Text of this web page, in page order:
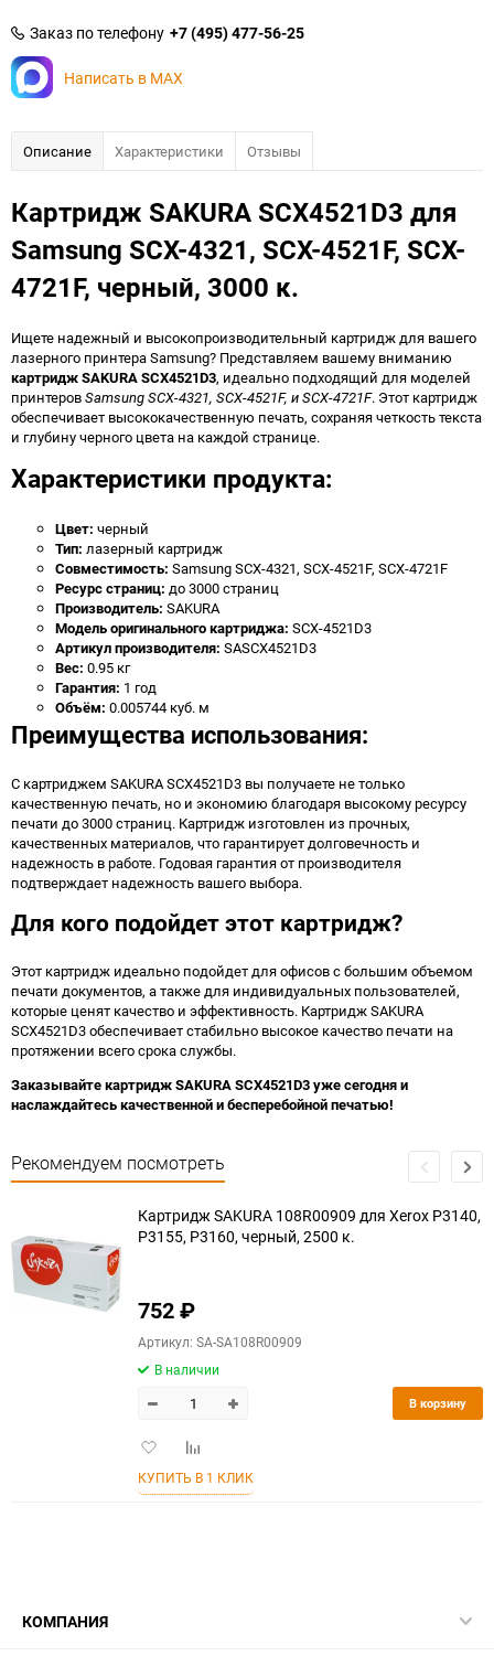
Заказ по телефону +7 (495) 477-56-25
Написать в MAX
Описание Характеристики Отзывы
Картридж SAKURA SCX4521D3 для
Samsung SCX-4321, SCX-4521F, SCX-
4721F, черный, 3000 к.
Ищете надежный и высокопроизводительный картридж для вашего
лазерного принтера Samsung? Представляем вашему вниманию
картридж SAKURA SCX4521D3, идеально подходящий для моделей
принтеровSamsung SCX-4321, SCX-4521F, и SCX-4721F. Этот картридж
обеспечивает высококачественную печать, сохраняя четкость текста
и глубину черного цвета на каждой странице.
Характеристики продукта:
Цвет: черный
Тип: лазерный картридж
Совместимость: Samsung SCX-4321, SCX-4521F, SCX-4721F
Ресурс страниц: до 3000 страниц
Производитель: SAKURA
Модель оригинального картриджа: SCX-4521D3
Артикул производителя: SASCX4521D3
Вес: 0.95 кг
Гарантия: 1 год
Объём: 0.005744 куб. м
Преимущества использования:
С картриджем SAKURA SCX4521D3 вы получаете не только
качественную печать, но и экономию благодаря высокому ресурсу
печати до 3000 страниц. Картридж изготовлен из прочных,
качественных материалов, что гарантирует долговечность и
надежность в работе. Годовая гарантия от производителя
подтверждает надежность вашего выбора.
Для кого подойдет этот картридж?
Этот картридж идеально подойдет для офисов с большим объемом
печати документов, а также для индивидуальных пользователей,
которые ценят качество и эффективность. Картридж SAKURA
SCX4521D3 обеспечивает стабильно высокое качество печати на
протяжении всего срока службы.
Заказывайте картридж SAKURA SCX4521D3 уже сегодня и
наслаждайтесь качественной и бесперебойной печатью!
Рекомендуем посмотреть
Картридж SAKURA 108R00909 для Xerox P3140,
P3155, P3160, черный, 2500 к.
752₽
Артикул: SA-SA108R00909
В наличии
Добавить
избранное
Добавить
сравнению
В корзину
КУПИТЬ В 1 КЛИК
КОМПАНИЯ